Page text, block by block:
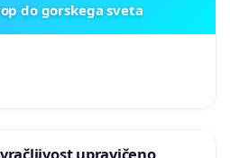
do gorskega sveta